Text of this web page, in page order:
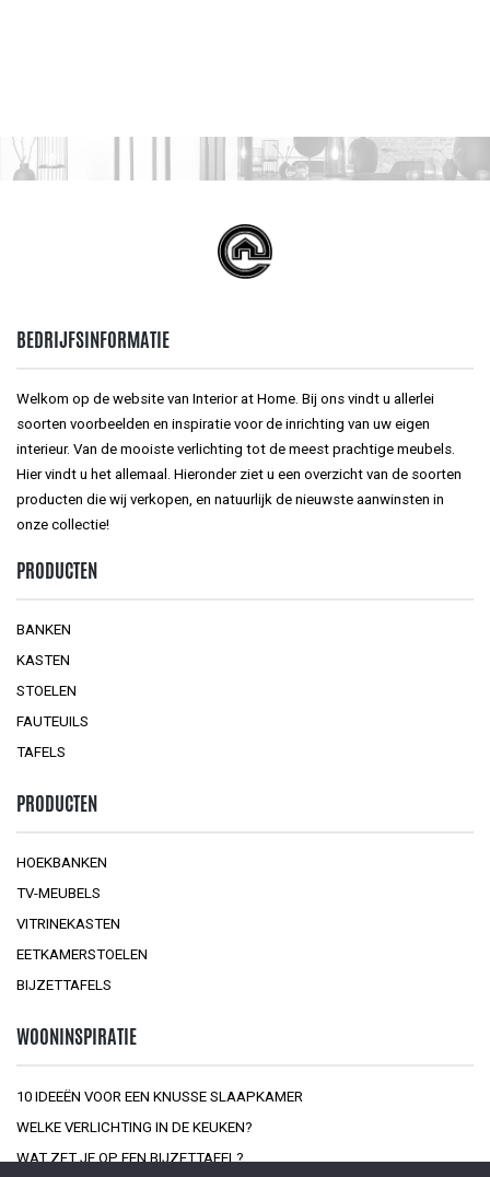
BEDRIJFSINFORMATIE
Welkom op de website van Interior at Home. Bij ons vindt u allerlei
soorten voorbeelden en inspiratie voor de inrichting van uw eigen
interieur. Van de mooiste verlichting tot de meest prachtige meubels.
Hier vindt u het allemaal. Hieronder ziet u een overzicht van de soorten
producten die wij verkopen, en natuurlijk de nieuwste aanwinsten in
onze collectie!
PRODUCTEN
BANKEN
KASTEN
STOELEN
FAUTEUILS
TAFELS
PRODUCTEN
HOEKBANKEN
TV-MEUBELS
VITRINEKASTEN
EETKAMERSTOELEN
BIJZETTAFELS
WOONINSPIRATIE
10 IDEEËN VOOR EEN KNUSSE SLAAPKAMER
WELKE VERLICHTING IN DE KEUKEN?
WAT ZET JE OP EEN BIJZETTAFEL?